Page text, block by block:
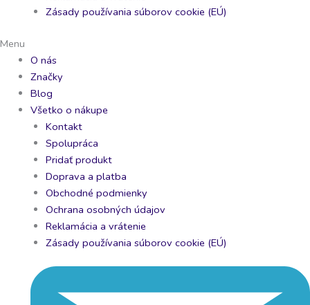
Zásady používania súborov cookie (EÚ)
Menu
O nás
Značky
Blog
Všetko o nákupe
Kontakt
Spolupráca
Pridať produkt
Doprava a platba
Obchodné podmienky
Ochrana osobných údajov
Reklamácia a vrátenie
Zásady používania súborov cookie (EÚ)